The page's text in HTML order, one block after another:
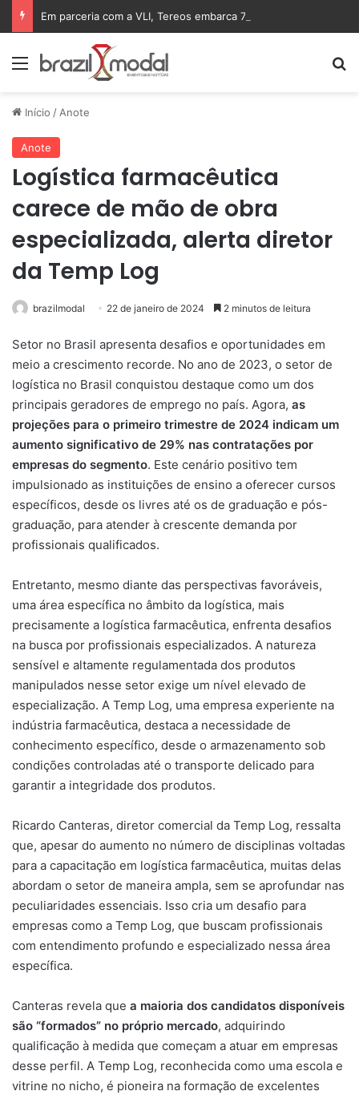
Menu
Início /Anote
Anote
Logística farmacêutica
carece de mão de obra
especializada, alerta diretor
da Temp Log
brazilmodal 22 de janeiro de 2024 2 minutos de leitura
Setor no Brasil apresenta desafios e oportunidades em
meio a crescimento recorde. No ano de 2023, o setor de
logística no Brasil conquistou destaque como um dos
principais geradores de emprego no país. Agora, as
projeções para o primeiro trimestre de 2024 indicam um
aumento significativo de 29% nas contratações por
empresas do segmento. Este cenário positivo tem
impulsionado as instituições de ensino a oferecer cursos
específicos, desde os livres até os de graduação e pós-
graduação, para atender à crescente demanda por
profissionais qualificados.
Entretanto, mesmo diante das perspectivas favoráveis,
uma área específica no âmbito da logística, mais
precisamente a logística farmacêutica, enfrenta desafios
na busca por profissionais especializados. A natureza
sensível e altamente regulamentada dos produtos
manipulados nesse setor exige um nível elevado de
especialização. A Temp Log, uma empresa experiente na
indústria farmacêutica, destaca a necessidade de
conhecimento específico, desde o armazenamento sob
condições controladas até o transporte delicado para
garantir a integridade dos produtos.
Ricardo Canteras, diretor comercial da Temp Log, ressalta
que, apesar do aumento no número de disciplinas voltadas
para a capacitação em logística farmacêutica, muitas delas
abordam o setor de maneira ampla, sem se aprofundar nas
peculiaridades essenciais. Isso cria um desafio para
empresas como a Temp Log, que buscam profissionais
com entendimento profundo e especializado nessa área
específica.
Canteras revela que a maioria dos candidatos disponíveis
são “formados” no próprio mercado, adquirindo
qualificação à medida que começam a atuar em empresas
desse perfil. A Temp Log, reconhecida como uma escola e
vitrine no nicho, é pioneira na formação de excelentes